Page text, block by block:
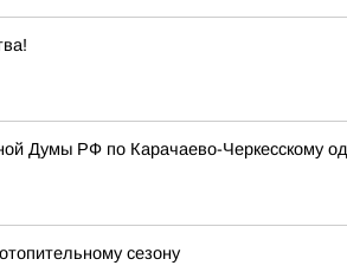
Думы РФ по Карачаево-Черкесскому
сезону